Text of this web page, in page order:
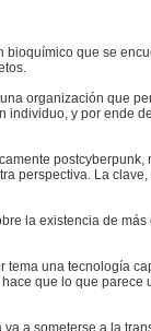
bioquímico que se
organización que
individuo, y por ende
postcyberpunk,
perspectiva. La
la existencia de
una tecnología
que lo que parece
a someterse a la